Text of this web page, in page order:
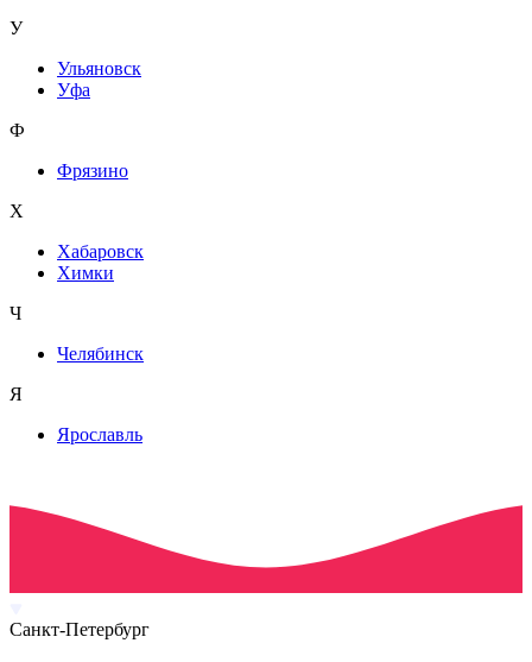
У
Ульяновск
Уфа
Ф
Фрязино
Х
Хабаровск
Химки
Ч
Челябинск
Я
Ярославль
Санкт-Петербург